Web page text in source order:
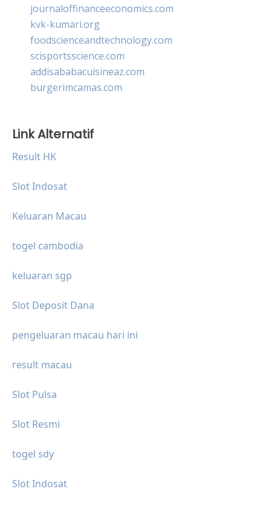
journaloffinanceeconomics.com
kvk-kumari.org
foodscienceandtechnology.com
scisportsscience.com
addisababacuisineaz.com
burgerimcamas.com
Link Alternatif
Result HK
Slot Indosat
Keluaran Macau
togel cambodia
keluaran sgp
Slot Deposit Dana
pengeluaran macau hari ini
result macau
Slot Pulsa
Slot Resmi
togel sdy
Slot Indosat